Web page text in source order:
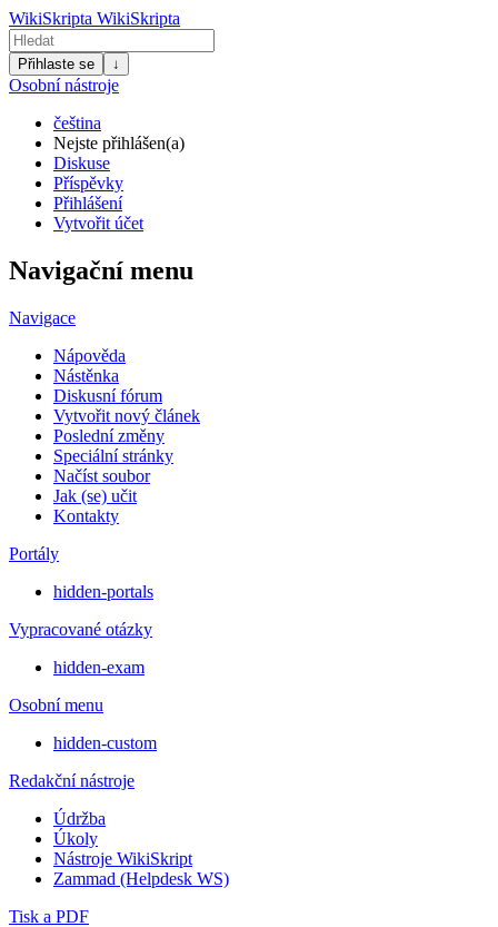
WikiSkripta WikiSkripta
Přihlaste se ↓
Osobní nástroje
čeština
Nejste přihlášen(a)
Diskuse
Příspěvky
Přihlášení
Vytvořit účet
Navigační menu
Navigace
Nápověda
Nástěnka
Diskusní fórum
Vytvořit nový článek
Poslední změny
Speciální stránky
Načíst soubor
Jak (se) učit
Kontakty
Portály
hidden-portals
Vypracované otázky
hidden-exam
Osobní menu
hidden-custom
Redakční nástroje
Údržba
Úkoly
Nástroje WikiSkript
Zammad (Helpdesk WS)
Tisk a PDF